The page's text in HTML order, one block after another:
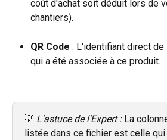
coût d'achat soit déduit lors de
chantiers).
QR Code : L'identifiant direct
qui a été associée à ce produit.
💡 L'astuce de l'Expert : La
listée dans ce fichier est celle